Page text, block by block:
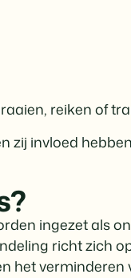
reiken of
zij invloed
ingezet als
richt zich
het verminderen